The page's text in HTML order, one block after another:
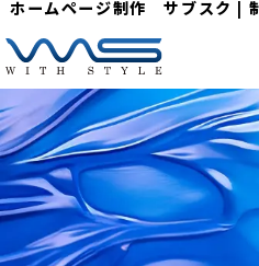
ホームページ制作 サブスク |